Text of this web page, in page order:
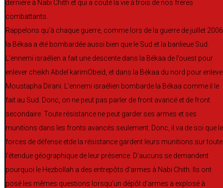
dernière à Nabi Chith et qui a couté la vie à trois de nos frères
combattants.
Rappelons qu’à chaque guerre, comme lors de la guerre de juillet
la Békaa a été bombardée aussi bien que le Sud et la banlieue Sud.
L’ennemi israélien a fait une descente dans la Békaa de l’ouest pour
enlever cheikh Abdel karimObeid, et dans la Békaa du nord pour
Moustapha Dirani. L’ennemi israélien bombarde la Békaa comme il le
fait au Sud. Donc, on ne peut pas parler de front avancé et de front
secondaire. Toute résistance ne peut garder ses armes et ses
munitions dans les fronts avancés seulement. Donc, il va de soi que
forces de défense etde la résistance gardent leurs munitions sur toute
l’étendue géographique de leur présence. D’aucuns se demandent
pourquoi le Hezbollah a des entrepôts d’armes à Nabi Chith. Ils ont
posé les mêmes questions lorsqu’un dépôt d’armes a explosé à